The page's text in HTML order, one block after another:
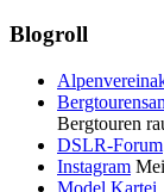
Blogroll
Bergtouren
DSLR-Forum
Instagram